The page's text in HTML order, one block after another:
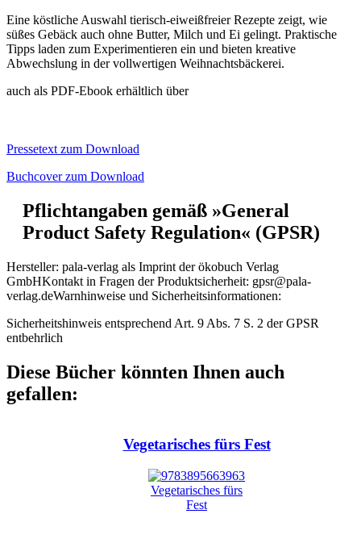
Eine köstliche Auswahl tierisch-eiweißfreier Rezepte zeigt, wie
süßes Gebäck auch ohne Butter, Milch und Ei gelingt. Praktische
Tipps laden zum Experimentieren ein und bieten kreative
Abwechslung in der vollwertigen Weihnachtsbäckerei.
auch als PDF-Ebook erhältlich über
Pressetext zum Download
Buchcover zum Download
Pflichtangaben gemäß »General
Product Safety Regulation« (GPSR)
Hersteller: pala-verlag als Imprint der ökobuch Verlag
GmbHKontakt in Fragen der Produktsicherheit: gpsr@pala-
verlag.deWarnhinweise und Sicherheitsinformationen:
Sicherheitshinweis entsprechend Art. 9 Abs. 7 S. 2 der GPSR
entbehrlich
Diese Bücher könnten Ihnen auch
gefallen:
Vegetarisches fürs Fest